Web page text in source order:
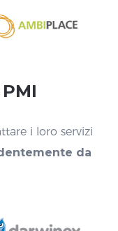
i loro servizi
da